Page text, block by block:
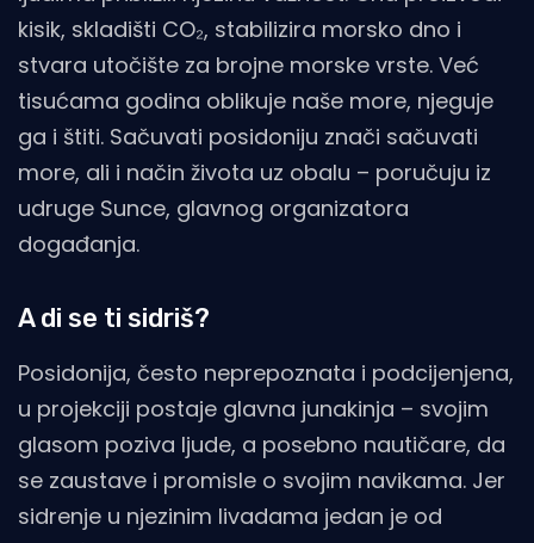
kisik, skladišti CO₂, stabilizira morsko dno i
stvara utočište za brojne morske vrste. Već
tisućama godina oblikuje naše more, njeguje
ga i štiti. Sačuvati posidoniju znači sačuvati
more, ali i način života uz obalu – poručuju iz
udruge Sunce, glavnog organizatora
događanja.
A di se ti sidriš?
Posidonija, često neprepoznata i podcijenjena,
u projekciji postaje glavna junakinja – svojim
glasom poziva ljude, a posebno nautičare, da
se zaustave i promisle o svojim navikama. Jer
sidrenje u njezinim livadama jedan je od